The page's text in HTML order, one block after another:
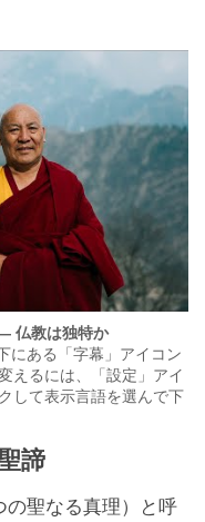
仏教は独特か
にある「字幕」アイコン
えるには、「設定」アイ
して表示言語を選んで下
諦
の聖なる真理）と呼